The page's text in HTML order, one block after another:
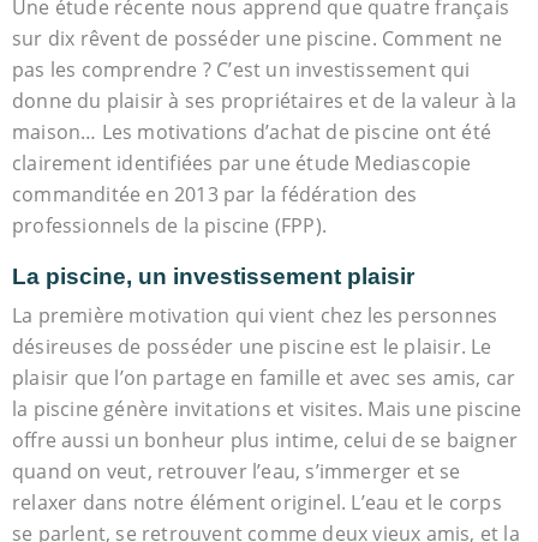
Une étude récente nous apprend que quatre français
sur dix rêvent de posséder une piscine. Comment ne
pas les comprendre ? C’est un investissement qui
donne du plaisir à ses propriétaires et de la valeur à la
maison… Les motivations d’achat de piscine ont été
clairement identifiées par une étude Mediascopie
commanditée en 2013 par la fédération des
professionnels de la piscine (FPP).
La piscine, un investissement plaisir
La première motivation qui vient chez les personnes
désireuses de posséder une piscine est le plaisir. Le
plaisir que l’on partage en famille et avec ses amis, car
la piscine génère invitations et visites. Mais une piscine
offre aussi un bonheur plus intime, celui de se baigner
quand on veut, retrouver l’eau, s’immerger et se
relaxer dans notre élément originel. L’eau et le corps
se parlent, se retrouvent comme deux vieux amis, et la